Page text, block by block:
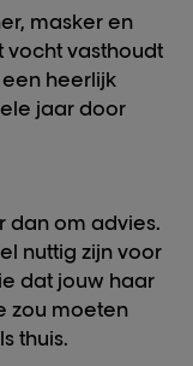
masker en
vasthoudt
heerlijk
jaar door
dan om advies.
nuttig zijn voor
dat jouw haar
zou moeten
thuis.